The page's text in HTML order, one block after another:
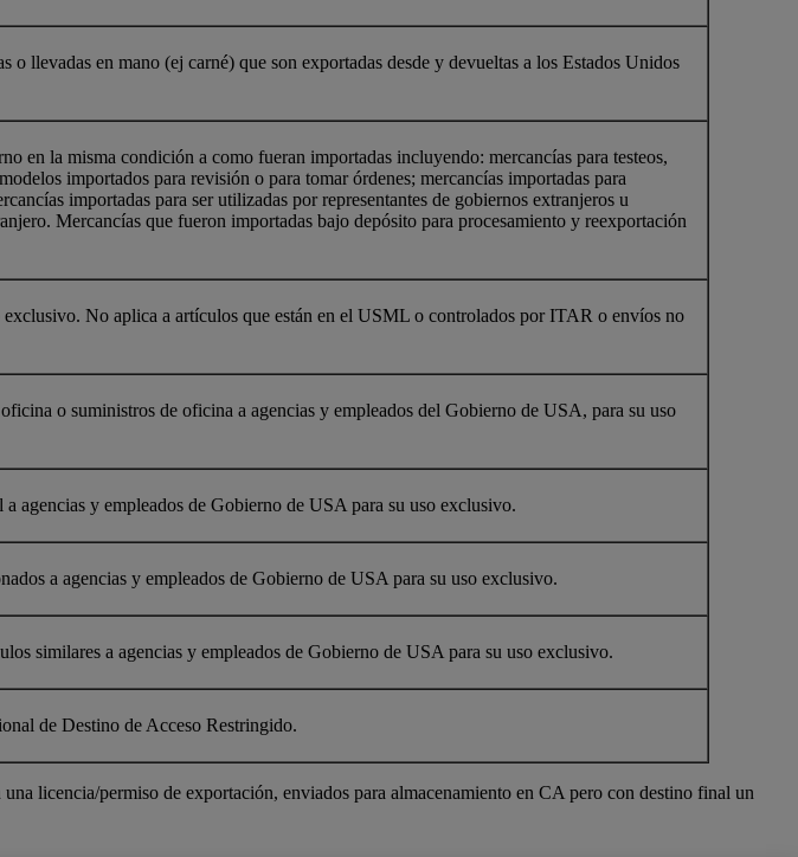
llevadas en mano (ej carné) que son exportadas desde y devueltas a los Estados Unidos
en la misma condición a como fueran importadas incluyendo: mercancías para testeos,
importados para revisión o para tomar órdenes; mercancías importadas para
importadas para ser utilizadas por representantes de gobiernos extranjeros u
Mercancías que fueron importadas bajo depósito para procesamiento y reexportación
No aplica a artículos que están en el USML o controlados por ITAR o envíos no
o suministros de oficina a agencias y empleados del Gobierno de USA, para su uso
agencias y empleados de Gobierno de USA para su uso exclusivo.
a agencias y empleados de Gobierno de USA para su uso exclusivo.
similares a agencias y empleados de Gobierno de USA para su uso exclusivo.
de Destino de Acceso Restringido.
licencia/permiso de exportación, enviados para almacenamiento en CA pero con destino final un